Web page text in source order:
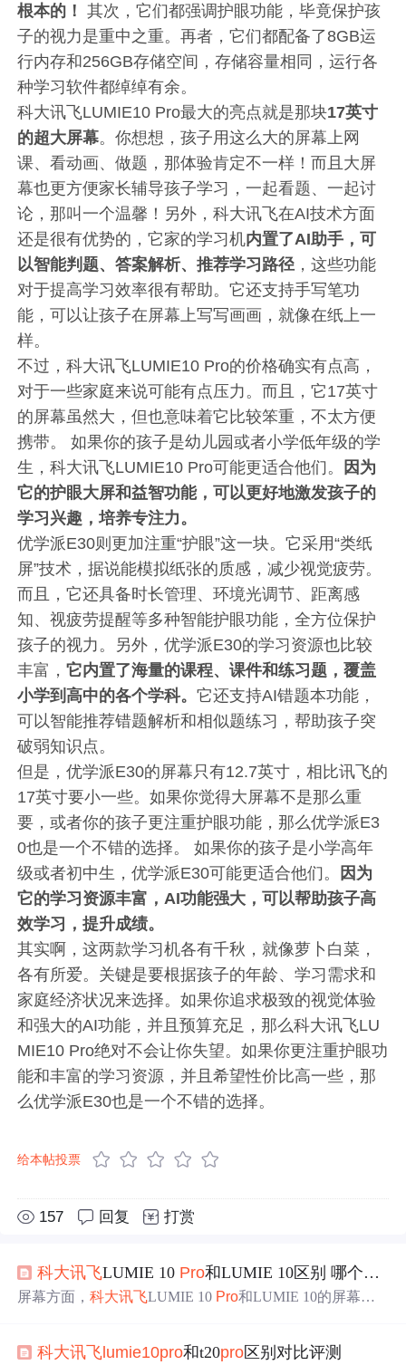
根本的！ 其次，它们都强调护眼功能，毕竟保护孩
子的视力是重中之重。再者，它们都配备了8GB运
行内存和256GB存储空间，存储容量相同，运行各
种学习软件都绰绰有余。
科大讯飞LUMIE10 Pro最大的亮点就是那块17英寸
的超大屏幕。你想想，孩子用这么大的屏幕上网
课、看动画、做题，那体验肯定不一样！而且大屏
幕也更方便家长辅导孩子学习，一起看题、一起讨
论，那叫一个温馨！另外，科大讯飞在AI技术方面
还是很有优势的，它家的学习机内置了AI助手，可
以智能判题、答案解析、推荐学习路径 ，这些功能
对于提高学习效率很有帮助。它还支持手写笔功
能，可以让孩子在屏幕上写写画画，就像在纸上一
样。
不过，科大讯飞LUMIE10 Pro的价格确实有点高，
对于一些家庭来说可能有点压力。而且，它17英寸
的屏幕虽然大，但也意味着它比较笨重，不太方便
携带。 如果你的孩子是幼儿园或者小学低年级的学
生，科大讯飞LUMIE10 Pro可能更适合他们。
因为
它的护眼大屏和益智功能，可以更好地激发孩子的
学习兴趣，培养专注力。
优学派E30则更加注重“护眼”这一块。它采用“类纸
屏”技术，据说能模拟纸张的质感，减少视觉疲劳。
而且，它还具备时长管理、环境光调节、距离感
知、视疲劳提醒等多种智能护眼功能，全方位保护
孩子的视力。另外，优学派E30的学习资源也比较
丰富，它内置了海量的课程、课件和练习题，覆盖
小学到高中的各个学科。它还支持AI错题本功能，
可以智能推荐错题解析和相似题练习，帮助孩子突
破弱知识点。
但是，优学派E30的屏幕只有12.7英寸，相比讯飞的
17英寸要小一些。如果你觉得大屏幕不是那么重
要，或者你的孩子更注重护眼功能，那么优学派E3
0也是一个不错的选择。 如果你的孩子是小学高年
级或者初中生，优学派E30可能更适合他们。
因为
它的学习资源丰富，AI功能强大，可以帮助孩子高
效学习，提升成绩。
其实啊，这两款学习机各有千秋，就像萝卜白菜，
各有所爱。关键是要根据孩子的年龄、学习需求和
家庭经济状况来选择。如果你追求极致的视觉体验
和强大的AI功能，并且预算充足，那么科大讯飞LU
MIE10 Pro绝对不会让你失望。如果你更注重护眼功
能和丰富的学习资源，并且希望性价比高一些，那
么优学派E30也是一个不错的选择。
给本帖投票
157 回复 打赏
科大讯飞LUMIE 10 Pro和LUMIE 10区别 哪个更值得买
屏幕方面，科大讯飞LUMIE 10 Pro和LUMIE 10的屏幕都
幕亮度和色温。科大讯飞LUMIE 10屏幕为16英寸，分辨率
科大讯飞lumie10pro和t20pro区别对比评测